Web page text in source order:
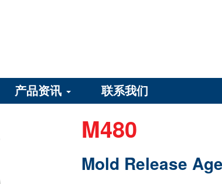
产品资讯 联系我们
M480
Mold Release